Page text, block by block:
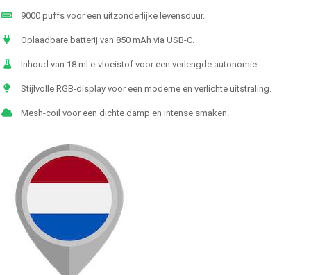
9000 puffs voor een uitzonderlijke levensduur.
Oplaadbare batterij van 850 mAh via USB-C.
Inhoud van 18 ml e-vloeistof voor een verlengde autonomie.
Stijlvolle RGB-display voor een moderne en verlichte uitstraling.
Mesh-coil voor een dichte damp en intense smaken.